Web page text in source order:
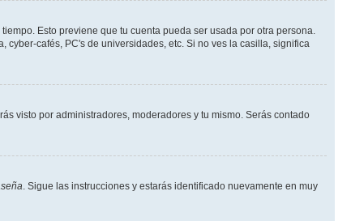
Esto previene que tu cuenta pueda ser usada por otra persona.
cafés, PC's de universidades, etc. Si no ves la casilla, significa
visto por administradores, moderadores y tu mismo. Serás contado
. Sigue las instrucciones y estarás identificado nuevamente en muy